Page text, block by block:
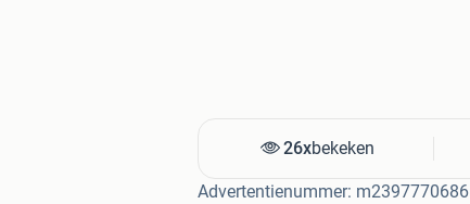
26xbekeken
Advertentienummer: m2397770686